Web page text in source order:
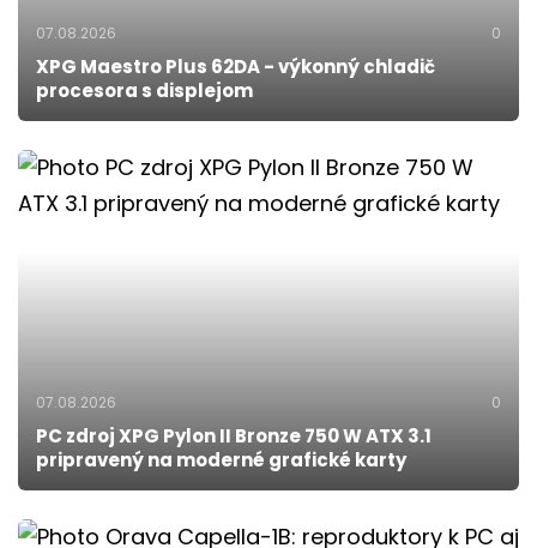
07.08.2026 0
XPG Maestro Plus 62DA - výkonný chladič
procesora s displejom
07.08.2026 0
PC zdroj XPG Pylon II Bronze 750 W ATX 3.1
pripravený na moderné grafické karty